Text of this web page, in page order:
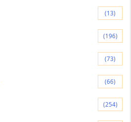
(13)
(196)
(73)
(66)
(254)